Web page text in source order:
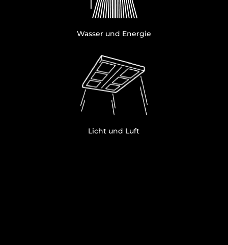
Wasser und Energie
Licht und Luft